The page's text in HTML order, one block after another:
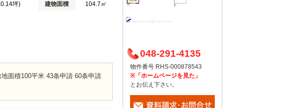
坪) 建物面積 104.7㎡
面積100平米 43条申請 60条申請
048-291-4135
物件番号 RHS-000878543
※「ホームページを見た」
とお伝え下さい。